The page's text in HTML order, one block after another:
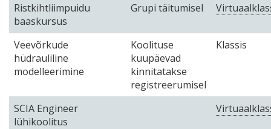
Ristkihtliimpuidu
baaskursus
Grupi täitumisel
Veevõrkude
hüdrauliline
modelleerimine
Koolituse
kuupäevad
kinnitatakse
registreerumisel
Klassis
SCIA Engineer
lühikoolitus